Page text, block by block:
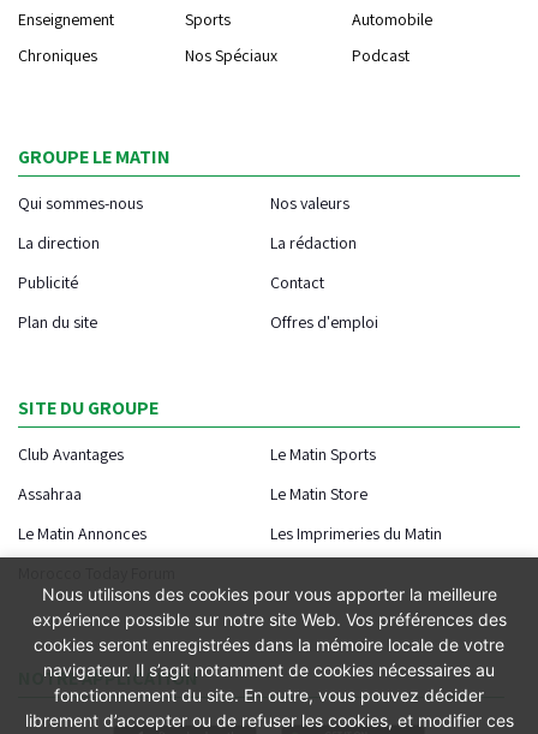
Enseignement
Sports
Automobile
Chroniques
Nos Spéciaux Podcast
GROUPE LE MATIN
Qui sommes-nous
Nos valeurs
La direction
La rédaction
Publicité
Contact
Plan du site
Offres d'emploi
SITE DU GROUPE
Club Avantages
Le Matin Sports
Assahraa
Le Matin Store
Le Matin Annonces
Les Imprimeries du Matin
NOTRE APPLICATION
Nous utilisons des cookies pour vous apporter la meilleure
expérience possible sur notre site Web. Vos préférences des
cookies seront enregistrées dans la mémoire locale de votre
navigateur. Il s’agit notamment de cookies nécessaires au
fonctionnement du site. En outre, vous pouvez décider
librement d’accepter ou de refuser les cookies, et modifier ces